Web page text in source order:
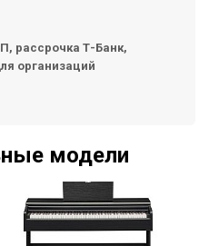
рассрочка Т-Банк,
организаций
модели